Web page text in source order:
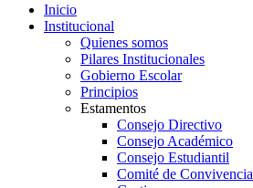
Inicio
Institucional
Quienes somos
Pilares Institucionales
Gobierno Escolar
Principios
Estamentos
Consejo Directivo
Consejo Académico
Consejo Estudiantil
Comité de Convivencia